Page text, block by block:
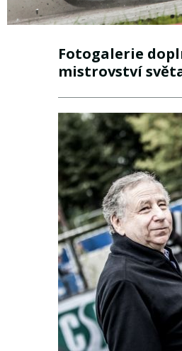
Fotogalerie
mistrovství